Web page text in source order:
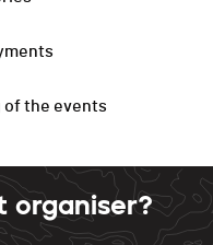
of the events
organiser?